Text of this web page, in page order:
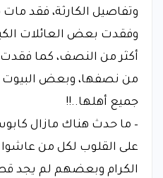
وتفاصيل الكارثة، فقد مات
وفقدت بعض العائلات
أكثر من النصف، كما
من نصفها، وبعض البيوت
جميع أهلها..!!
– ما حدث هناك مازال
على القلوب لكل من عاشوا
الكرام وبعضهم لم يجد